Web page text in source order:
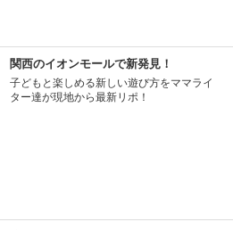
関西のイオンモールで新発見！
子どもと楽しめる新しい遊び方をママライ
ター達が現地から最新リポ！